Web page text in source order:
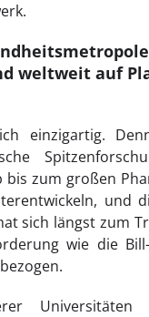
weltweit auf
einzigartig.
zum großen
und
sich längst zum
wie die